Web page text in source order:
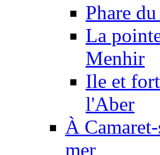
Phare
La
Menhir
Ile et
l'Aber
À
mer